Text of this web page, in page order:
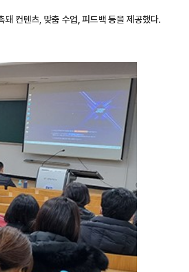
컨텐츠, 맞춤 수업, 피드백 등을 제공했다.